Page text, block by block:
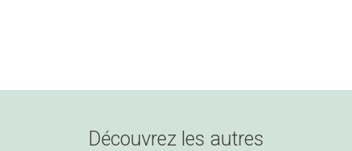
Découvrez les autres